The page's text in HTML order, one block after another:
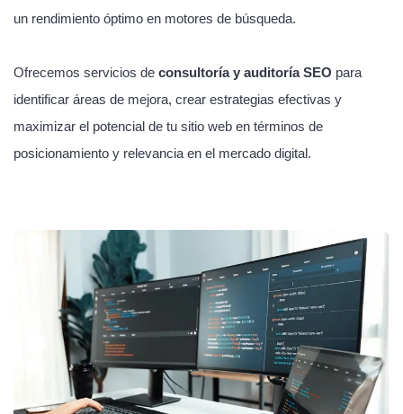
un rendimiento óptimo en motores de búsqueda.
Ofrecemos servicios de consultoría y auditoría SEO para
identificar áreas de mejora, crear estrategias efectivas y
maximizar el potencial de tu sitio web en términos de
posicionamiento y relevancia en el mercado digital.